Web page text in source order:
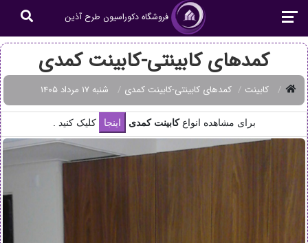
فروشگاه دکوراسیون طرح آذین
کمدهای کابینتی-کابینت کمدی
کابینت کمدهای کابینتی-کابینت کمدی شنبه ۱۷ مرداد ۱۴۰۵
برای مشاهده انواعکابینت کمدی کلیک کنید .